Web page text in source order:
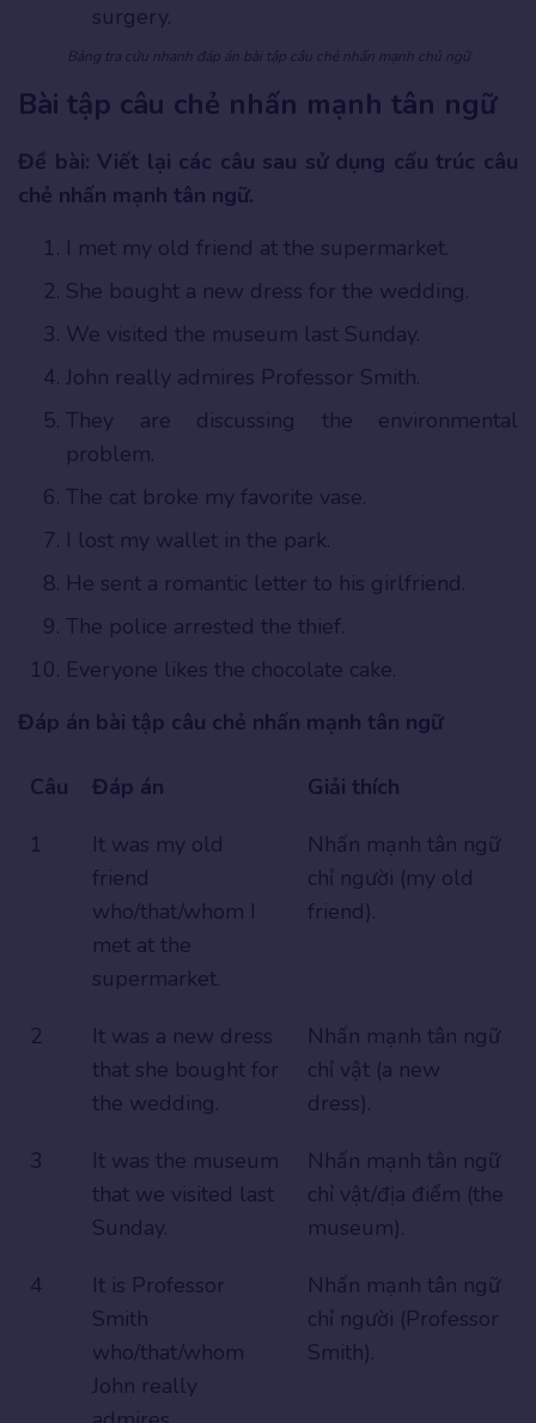
surgery.
Bảng tra cứu nhanh đáp án bài tập câu chẻ nhấn mạnh chủ ngữ
Bài tập câu chẻ nhấn mạnh tân ngữ
Đề bài: Viết lại các câu sau sử dụng cấu trúc câu
chẻ nhấn mạnh tân ngữ.
I met my old friend at the supermarket.
She bought a new dress for the wedding.
We visited the museum last Sunday.
John really admires Professor Smith.
They are discussing the environmental
problem.
The cat broke my favorite vase.
I lost my wallet in the park.
He sent a romantic letter to his girlfriend.
The police arrested the thief.
Everyone likes the chocolate cake.
Đáp án bài tập câu chẻ nhấn mạnh tân ngữ
Câu Đáp án
Giải thích
1
It was my old
friend
who/that/whom I
met at the
supermarket.
Nhấn mạnh tân ngữ
chỉ người (my old
friend).
2
It was a new dress
that she bought for
the wedding.
Nhấn mạnh tân ngữ
chỉ vật (a new
dress).
3
It was the museum
that we visited last
Sunday.
Nhấn mạnh tân ngữ
chỉ vật/địa điểm (the
museum).
4
It is Professor
Smith
who/that/whom
John really
Nhấn mạnh tân ngữ
chỉ người (Professor
Smith).